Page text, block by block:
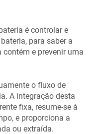
é controlar e
para saber a
e prevenir uma
o fluxo de
A integração desta
fixa, resume-se à
e proporciona a
ou extraída.